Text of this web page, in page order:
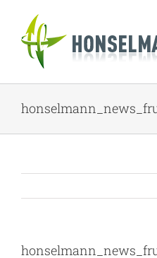
springen